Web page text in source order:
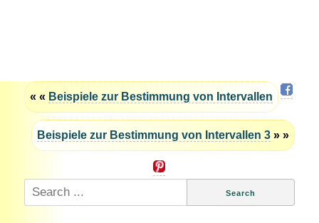
« « Beispiele zur Bestimmung von Intervallen
Beispiele zur Bestimmung von Intervallen 3 » »
Search
for: